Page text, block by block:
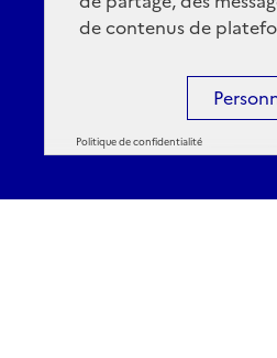
de contenus de
Politique de confidentialité